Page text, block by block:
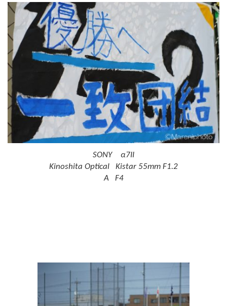
SONY α7II
Kinoshita Optical Kistar 55mm F1.2
A F4